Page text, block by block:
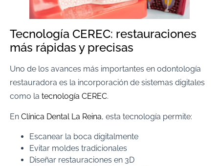
Tecnología CEREC: restauraciones
más rápidas y precisas
Uno de los avances más importantes en odontología
restauradora es la incorporación de sistemas digitales
como la tecnología CEREC.
En Clínica Dental La Reina, esta tecnología permite:
Escanear la boca digitalmente
Evitar moldes tradicionales
Diseñar restauraciones en 3D